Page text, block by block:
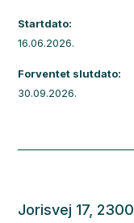
Startdato:
16.06.2026.
Forventet slutdato:
30.09.2026.
Jorisvej 17,